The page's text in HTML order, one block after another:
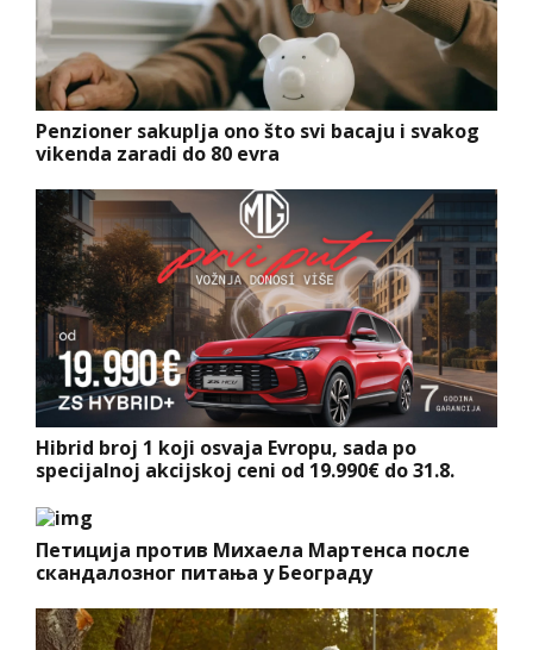
Penzioner sakuplja ono što svi bacaju i svakog
vikenda zaradi do 80 evra
Hibrid broj 1 koji osvaja Evropu, sada po
specijalnoj akcijskoj ceni od 19.990€ do 31.8.
Петиција против Михаела Мартенса после
скандалозног питања у Београду